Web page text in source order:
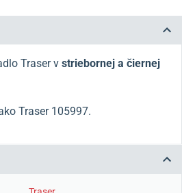
Traser v striebornej a čiernej
Traser 105997.